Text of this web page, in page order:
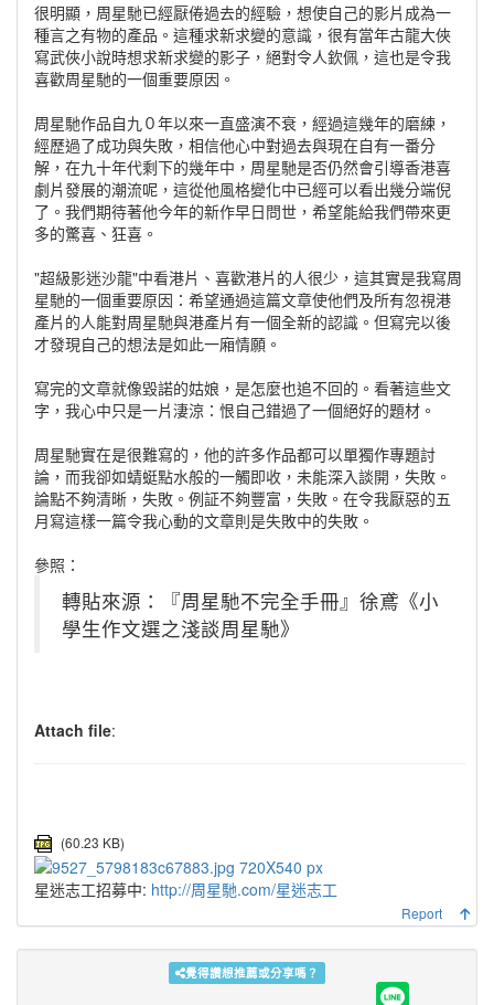
很明顯，周星馳已經厭倦過去的經驗，想使自己的影片成為一
種言之有物的產品。這種求新求變的意識，很有當年古龍大俠
寫武俠小說時想求新求變的影子，絕對令人欽佩，這也是令我
喜歡周星馳的一個重要原因。
周星馳作品自九０年以來一直盛演不衰，經過這幾年的磨練，
經歷過了成功與失敗，相信他心中對過去與現在自有一番分
解，在九十年代剩下的幾年中，周星馳是否仍然會引導香港喜
劇片發展的潮流呢，這從他風格變化中已經可以看出幾分端倪
了。我們期待著他今年的新作早日問世，希望能給我們帶來更
多的驚喜、狂喜。
"超級影迷沙龍"中看港片、喜歡港片的人很少，這其實是我寫周
星馳的一個重要原因：希望通過這篇文章使他們及所有忽視港
產片的人能對周星馳與港產片有一個全新的認識。但寫完以後
才發現自己的想法是如此一廂情願。
寫完的文章就像毀諾的姑娘，是怎麼也追不回的。看著這些文
字，我心中只是一片淒涼：恨自己錯過了一個絕好的題材。
周星馳實在是很難寫的，他的許多作品都可以單獨作專題討
論，而我卻如蜻蜓點水般的一觸即收，未能深入談開，失敗。
論點不夠清晰，失敗。例証不夠豐富，失敗。在令我厭惡的五
月寫這樣一篇令我心動的文章則是失敗中的失敗。
參照：
轉貼來源：『周星馳不完全手冊』徐鳶《小
學生作文選之淺談周星馳》
Attach file:
(60.23 KB)
星迷志工招募中: http://周星馳.com/星迷志工
Report
覺得讚想推薦或分享嗎？